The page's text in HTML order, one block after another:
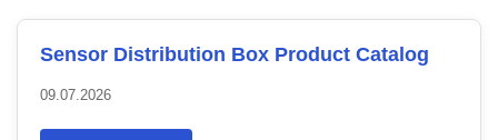
Sensor Distribution Box Product Catalog
09.07.2026